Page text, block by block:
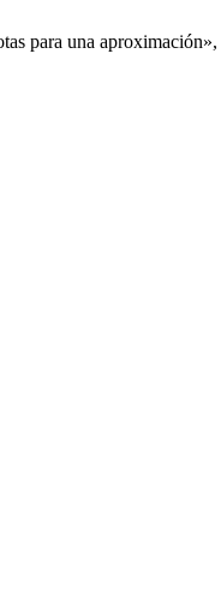
para una aproximación»,